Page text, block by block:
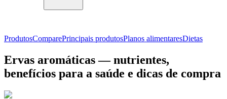
ProdutosComparePrincipais produtosPlanos alimentaresDietas
Ervas aromáticas — nutrientes,
benefícios para a saúde e dicas de compra